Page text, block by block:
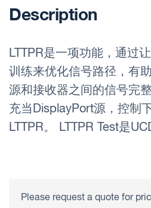
Description
LTTPR是一项功能，通过
训练来优化信号路径，有
源和接收器之间的信号完
充当DisplayPort源，控制
LTTPR。 LTTPR Test是
Please request a quote for